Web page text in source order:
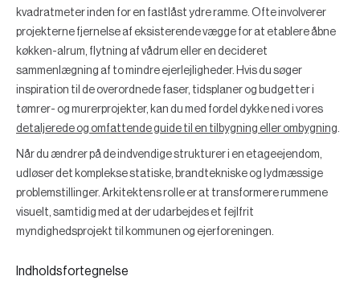
kvadratmeter inden for en fastlåst ydre ramme. Ofte involverer
projekterne fjernelse af eksisterende vægge for at etablere åbne
køkken-alrum, flytning af vådrum eller en decideret
sammenlægning af to mindre ejerlejligheder. Hvis du søger
inspiration til de overordnede faser, tidsplaner og budgetter i
tømrer- og murerprojekter, kan du med fordel dykke ned i vores
detaljerede og omfattende guide til en tilbygning eller ombygning.
Når du ændrer på de indvendige strukturer i en etageejendom,
udløser det komplekse statiske, brandtekniske og lydmæssige
problemstillinger. Arkitektens rolle er at transformere rummene
visuelt, samtidig med at der udarbejdes et fejlfrit
myndighedsprojekt til kommunen og ejerforeningen.
Indholdsfortegnelse